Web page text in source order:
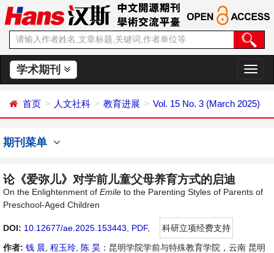
学术期刊
切
换
航
首页 人文社科 教育进展 Vol. 15 No. 3 (March 2025)
期刊菜单
论《爱弥儿》对学前儿童父母养育方式的启迪
On the Enlightenment of Emile to the Parenting Styles of Parents of
Preschool-Aged Children
DOI: 10.12677/ae.2025.153443 PDF,
科研立项经费支持
作者: 钱 晨 程玉玲 陈 昊 ：昆明学院学前与特殊教育学院，云南 昆明